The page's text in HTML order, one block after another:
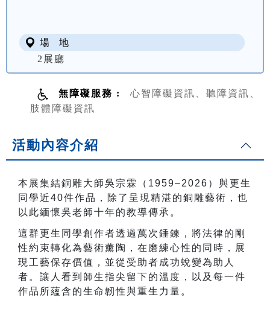
場 地
2展廳
無障礙服務 :
心智障礙資訊、聽障資訊、
肢體障礙資訊
活動內容介紹
本展集結銅雕大師吳宗霖（ 1959–2026 ）與更生
同學近40件作品，除了呈現精湛的銅雕藝術，也
以此緬懷吳老師十年的教導傳承。
這群更生同學創作者透過萬次錘鍊，將法律的剛
性約束轉化為藝術薰陶，在磨練心性的同時，展
現工藝保存價值，並從受助者成功蛻變為助人
者。讓人看到師生指尖留下的溫度，以及每一件
作品所蘊含的生命韌性與重生力量。